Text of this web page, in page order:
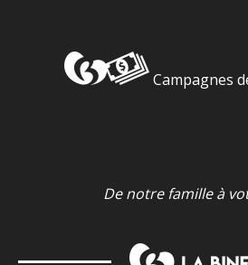
Campagnes
De notre famille à